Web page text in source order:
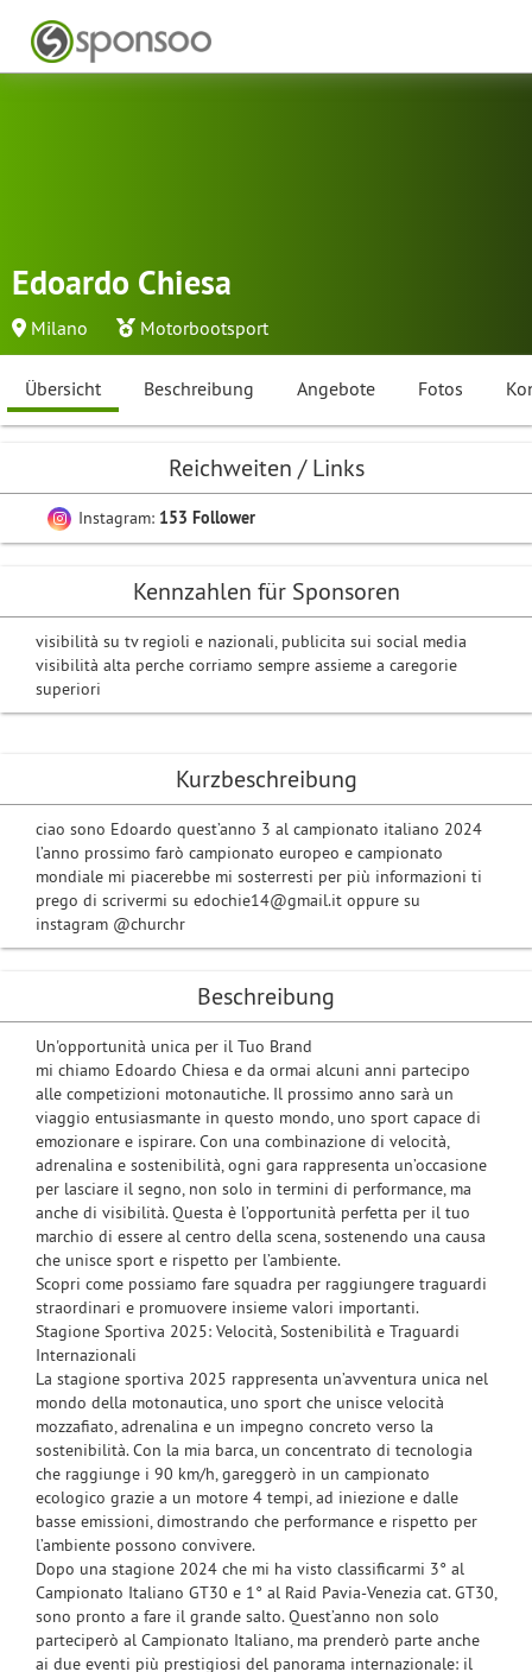
Edoardo Chiesa
Milano Motorbootsport
Übersicht Beschreibung Angebote Fotos
Kurzbeschreibung
ciao sono Edoardo quest’anno 3 al campionato italiano 2024
l’anno prossimo farò campionato europeo e campionato
mondiale mi piacerebbe mi sosterresti per più informazioni ti
prego di scrivermi su edochie14@gmail.it oppure su
instagram @churchr
Beschreibung
Un'opportunità unica per il Tuo Brand
mi chiamo Edoardo Chiesa e da ormai alcuni anni partecipo
alle competizioni motonautiche. Il prossimo anno sarà un
viaggio entusiasmante in questo mondo, uno sport capace di
emozionare e ispirare. Con una combinazione di velocità,
adrenalina e sostenibilità, ogni gara rappresenta un’occasione
per lasciare il segno, non solo in termini di performance, ma
anche di visibilità. Questa è l’opportunità perfetta per il tuo
marchio di essere al centro della scena, sostenendo una causa
che unisce sport e rispetto per l’ambiente.
Scopri come possiamo fare squadra per raggiungere traguardi
straordinari e promuovere insieme valori importanti.
Stagione Sportiva 2025: Velocità, Sostenibilità e Traguardi
Internazionali
La stagione sportiva 2025 rappresenta un’avventura unica nel
mondo della motonautica, uno sport che unisce velocità
mozzafiato, adrenalina e un impegno concreto verso la
sostenibilità. Con la mia barca, un concentrato di tecnologia
che raggiunge i 90 km/h, gareggerò in un campionato
ecologico grazie a un motore 4 tempi, ad iniezione e dalle
basse emissioni, dimostrando che performance e rispetto per
l’ambiente possono convivere.
Dopo una stagione 2024 che mi ha visto classificarmi 3° al
Campionato Italiano GT30 e 1° al Raid Pavia-Venezia cat. GT30,
sono pronto a fare il grande salto. Quest’anno non solo
parteciperò al Campionato Italiano, ma prenderò parte anche
ai due eventi più prestigiosi del panorama internazionale: il
Reichweiten / Links
Instagram: 153 Follower
Kennzahlen für Sponsoren
visibilità su tv regioli e nazionali, publicita sui social media
visibilità alta perche corriamo sempre assieme a caregorie
superiori